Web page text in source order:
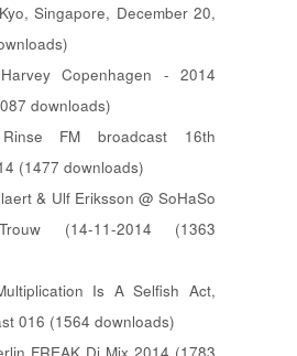
Singapore, December 20,
Copenhagen - 2014
downloads)
FM broadcast 16th
(1477 downloads)
& Ulf Eriksson @ SoHaSo
(14-11-2014 (1363
Is A Selfish Act,
016 (1564 downloads)